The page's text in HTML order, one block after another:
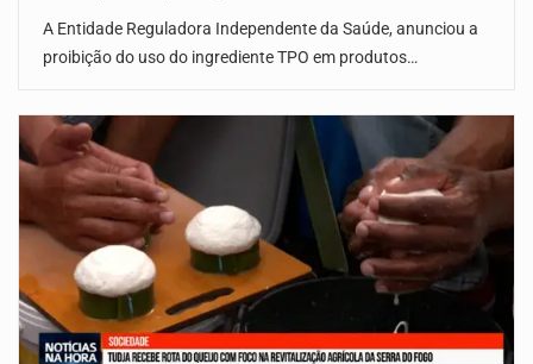
A Entidade Reguladora Independente da Saúde, anunciou a
proibição do uso do ingrediente TPO em produtos…